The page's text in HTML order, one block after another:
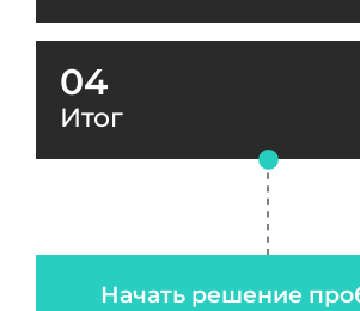
04
Итог
Начать решение